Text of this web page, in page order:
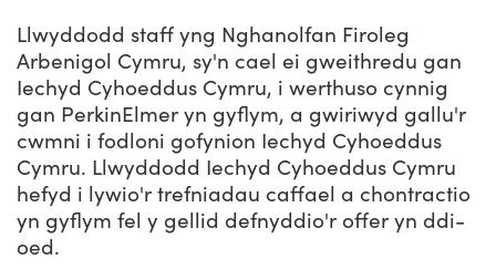
Llwyddodd staff yng Nghanolfan Firoleg
Arbenigol Cymru, sy'n cael ei gweithredu gan
Iechyd Cyhoeddus Cymru, i werthuso cynnig
gan PerkinElmer yn gyflym, a gwiriwyd gallu'r
cwmni i fodloni gofynion Iechyd Cyhoeddus
Cymru. Llwyddodd Iechyd Cyhoeddus Cymru
hefyd i lywio'r trefniadau caffael a chontractio
yn gyflym fel y gellid defnyddio'r offer yn ddi-
oed.